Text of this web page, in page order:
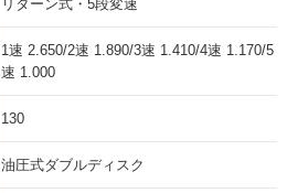
リターン式・5段変速
1速 2.650/2速 1.890/3速 1.410/4速 1.170/5
速 1.000
130
油圧式ダブルディスク